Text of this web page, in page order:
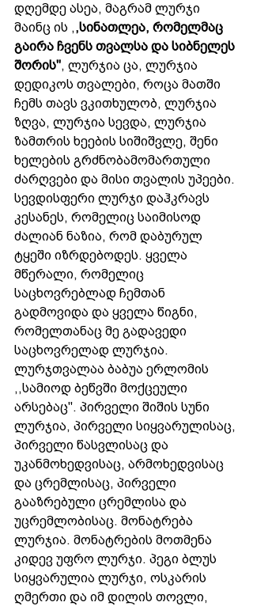
დღემდე ასეა, მაგრამ ლურჯი
მაინც ის ,,სინათლეა, რომელმაც
გაირა ჩვენს თვალსა და სიბნელეს
შორის'', ლურჯია ცა, ლურჯია
დედიკოს თვალები, როცა მათში
ჩემს თავს ვკითხულობ, ლურჯია
ზღვა, ლურჯია სევდა, ლურჯია
ზამთრის ხეების სიშიშვლე, შენი
ხელების გრძნობამომართული
ძარღვები და მისი თვალის უპეები.
სევდისფერი ლურჯი დაჰკრავს
კესანეს, რომელიც საიმისოდ
ძალიან ნაზია, რომ დაბურულ
ტყეში იზრდებოდეს. ყველა
მწერალი, რომელიც
საცხოვრებლად ჩემთან
გადმოვიდა და ყველა წიგნი,
რომელთანაც მე გადავედი
საცხოვრელად ლურჯია.
ლურჯთვალაა ბაბუა ერლომის
,,სამიოდ ბეწვში მოქცეული
არსებაც''. პირველი შიშის სუნი
ლურჯია, პირველი სიყვარულისაც,
პირველი წასვლისაც და
უკანმოხედვისაც, არმოხედვისაც
და ცრემლისაც, პირველი
გააზრებული ცრემლისა და
უცრემლობისაც. მონატრება
ლურჯია. მონატრების მოთმენა
კიდევ უფრო ლურჯი. პეგი ბლუს
სიყვარულია ლურჯი, ოსკარის
ღმერთი და იმ დილის თოვლი,